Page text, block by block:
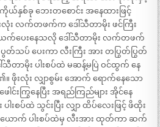
ယ်နှစ်ခု ဘေးတစောင်း အနေထားဖြင့်
းလုံး လက်တဖက်က ဒေါ်သီတာမိုး ဖင်ကြီး
ယက်ပေးနေသလို ဒေါ်သီတာမိုး လက်တဖက်
ပွတ်သပ် ပေးကာ လီးကြီး အား တပြွတ်ပြွတ်
သီတာမိုး ပါးစပ်ထဲ မဆန့်မပြဲ ဝင်ထွက် နေ
။ ဖိုးလုံး လျှာစွမ်း အောက် ရောက်နေသော
င်းကြွနေပြီး အရည်ကြည်များ အိုင်နေ
းစပ်ထဲ သွင်းပြီး လျှာ ထိပ်လေးဖြင့် ဖိထိုး
ယောက် ပါးစပ်ထဲမှ လီးအား ထုတ်ကာ ဆက်